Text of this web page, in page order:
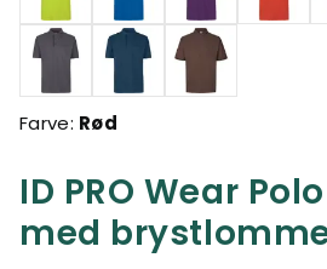
ID PRO Wear
med
Farve: Rød